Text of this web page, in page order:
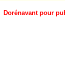
Dorénavant pour